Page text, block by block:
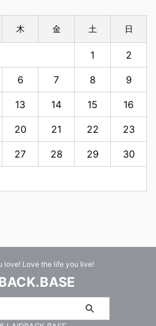
木 金 土 日
1 2
6 7 8 9
13 14 15 16
20 21 22 23
27 28 29 30
love! Love the life you live!